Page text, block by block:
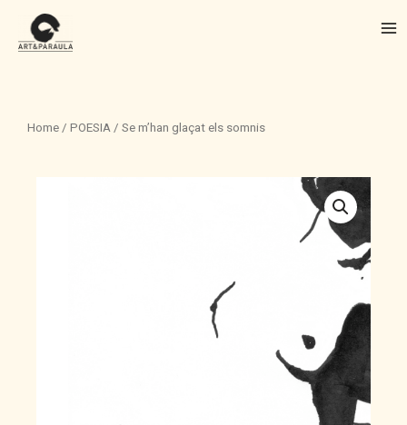
contingut
Home / POESIA / Se m’han glaçat els somnis